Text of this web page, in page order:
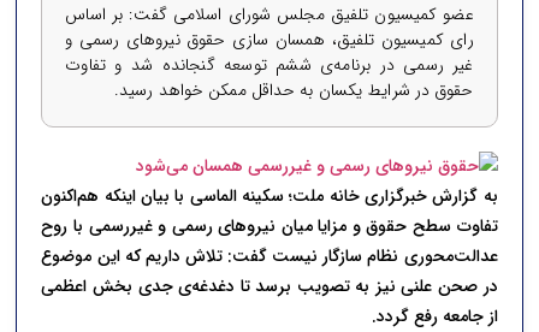
عضو کمیسیون تلفیق مجلس شورای اسلامی گفت: بر اساس
رای کمیسیون تلفیق، همسان سازی حقوق نیروهای رسمی و
غیر رسمی در برنامه‌ی ششم توسعه گنجانده شد و تفاوت
حقوق در شرایط یکسان به حداقل ممکن خواهد رسید.
به گزارش خبرگزاری خانه ملت؛ سکینه الماسی با بیان اینکه هم‌اکنون
تفاوت سطح حقوق و مزایا میان نیروهای رسمی و غیررسمی با روح
عدالت‌محوری نظام سازگار نیست گفت: تلاش داریم که این موضوع
در صحن علنی نیز به تصویب برسد تا دغدغه‌ی جدی بخش اعظمی
از جامعه رفع گردد.